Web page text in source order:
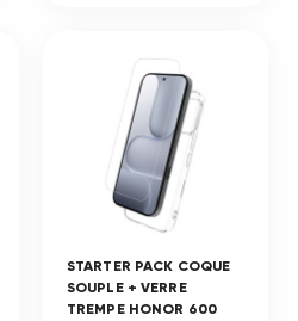
STARTER PACK COQUE
SOUPLE + VERRE
TREMPE HONOR 600